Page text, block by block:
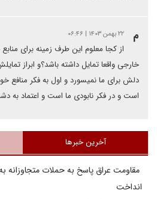
م ۲۲ بهمن ۱۴۰۳ | ۰۶:۴۶
از کجا معلوم این طرف زمینه برای
خارجی واقعا تمایل داشته باشد؟و ابراز
دلش برای ما نمیسورد و اول به فکر
است و در فکر نابودی ما است و اعتماد به
آخرین خبرها
مقاومت عراق پاسخ به حملات متجاوزانه
انداخت